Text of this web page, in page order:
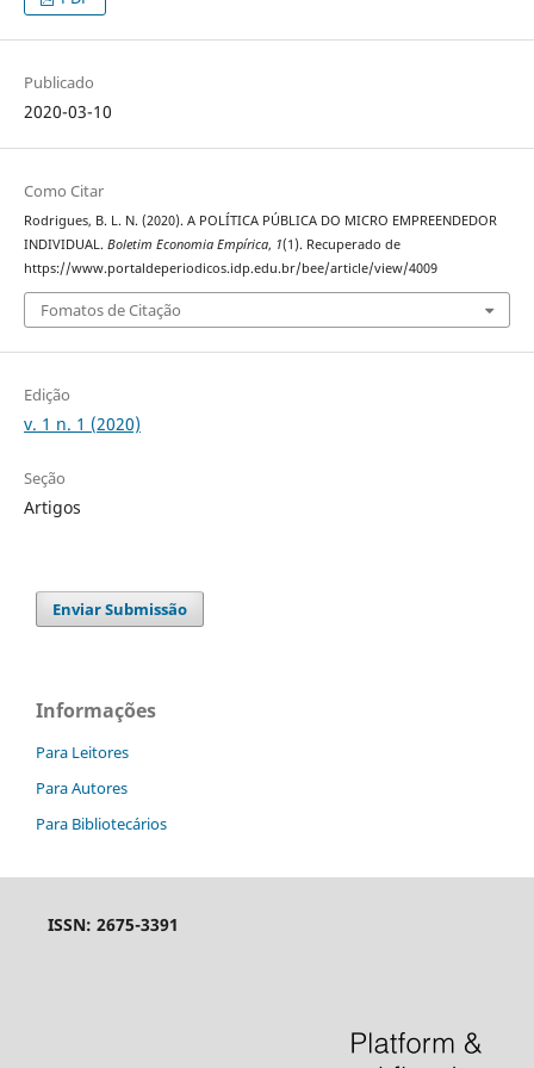
Publicado
2020-03-10
Como Citar
Rodrigues, B. L. N. (2020). A POLÍTICA PÚBLICA DO MICRO EMPREENDEDOR
INDIVIDUAL. Boletim Economia Empírica, 1(1). Recuperado de
https://www.portaldeperiodicos.idp.edu.br/bee/article/view/4009
Fomatos de Citação
Edição
v. 1 n. 1 (2020)
Seção
Artigos
Enviar Submissão
Informações
Para Leitores
Para Autores
Para Bibliotecários
ISSN: 2675-3391